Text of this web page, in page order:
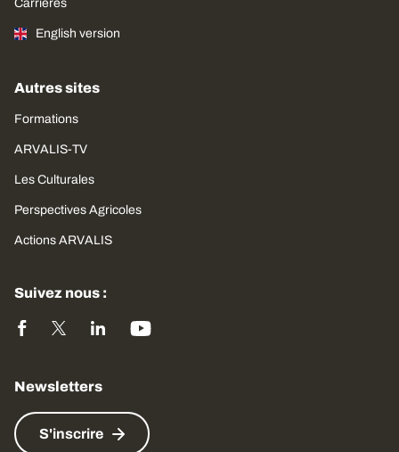
Carrières
English version
Autres sites
Formations
ARVALIS-TV
Les Culturales
Perspectives Agricoles
Actions ARVALIS
Suivez nous :
Newsletters
S'inscrire